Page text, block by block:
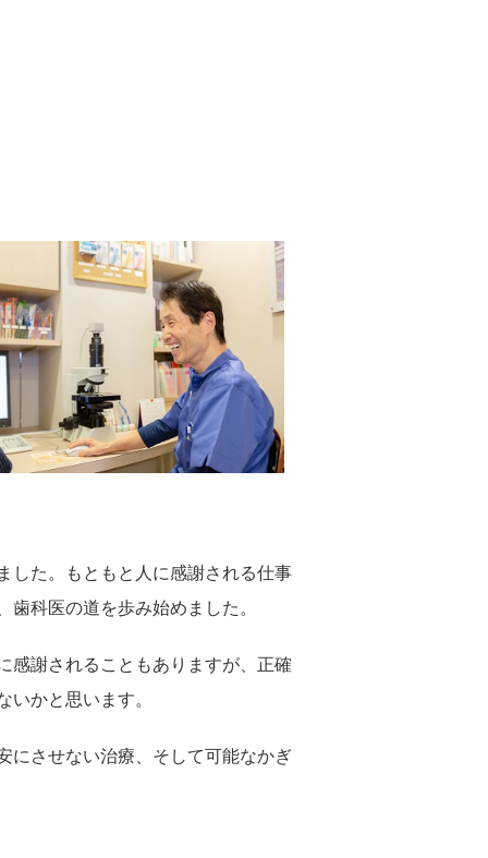
した。もともと人に感謝される仕事
科医の道を歩み始めました。
感謝されることもありますが、正確
かと思います。
にさせない治療、そして可能なかぎ